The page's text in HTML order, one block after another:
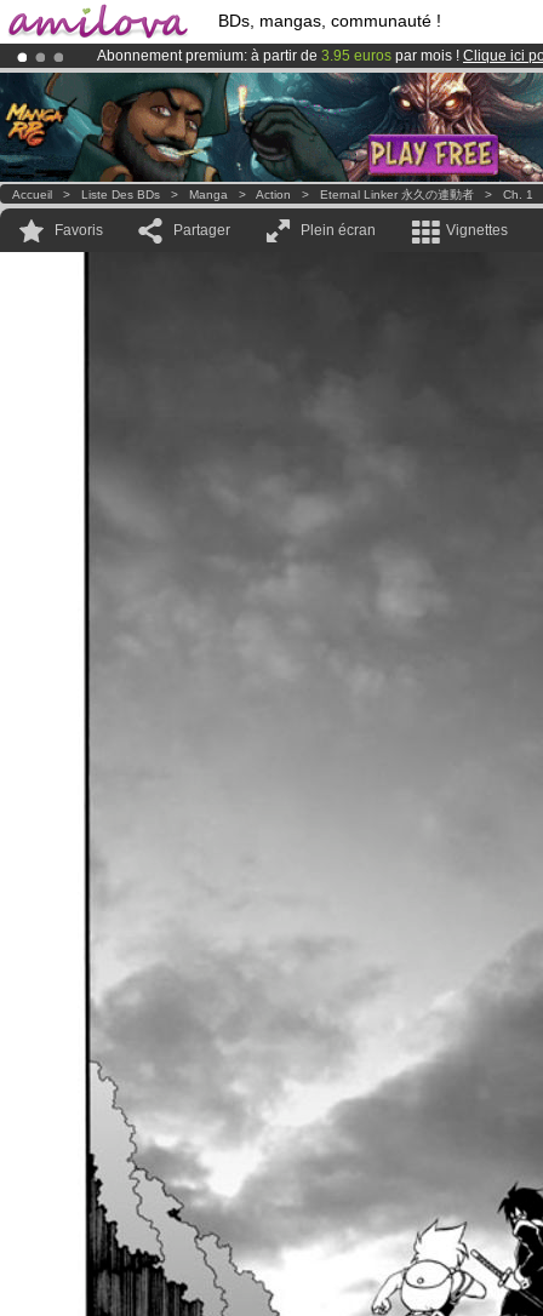
BDs, mangas, communauté !
Abonnement premium: à partir de 3.95 euros par mois ! Clique ici
LeKickstarter Amilova est désormais lancé!.
Déjà 100000membreset 1000BDs & Mangas!
Accueil > Liste Des BDs > Manga > Action > Eternal Linker 永久の連動者 > Ch. 1
Favoris Partager Plein écran Vignettes